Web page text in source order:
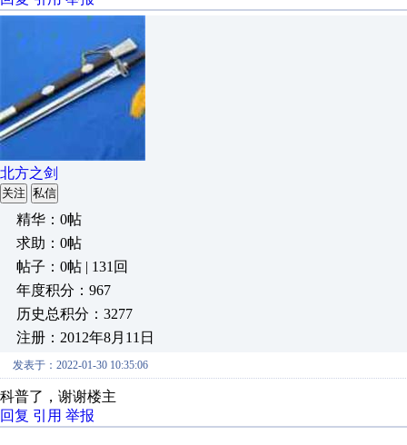
北方之剑
关注 私信
精华：0帖
求助：0帖
帖子：0帖 | 131回
年度积分：967
历史总积分：3277
注册：2012年8月11日
发表于：2022-01-30 10:35:06
科普了，谢谢楼主
回复 引用 举报